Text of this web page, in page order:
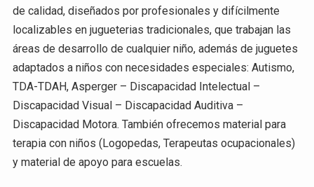
de calidad, diseñados por profesionales y difícilmente
localizables en jugueterias tradicionales, que trabajan las
áreas de desarrollo de cualquier niño, además de juguetes
adaptados a niños con necesidades especiales: Autismo,
TDA-TDAH, Asperger – Discapacidad Intelectual –
Discapacidad Visual – Discapacidad Auditiva –
Discapacidad Motora. También ofrecemos material para
terapia con niños (Logopedas, Terapeutas ocupacionales)
y material de apoyo para escuelas.